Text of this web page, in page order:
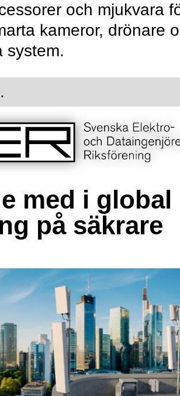
och mjukvara
kameror, drönare
system.
med i global
på säkrare